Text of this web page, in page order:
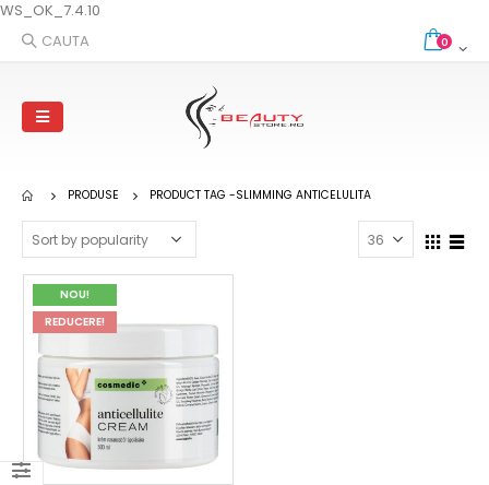
WS_OK_7.4.10
CAUTA
0
PRODUSE PRODUCT TAG -SLIMMING ANTICELULITA
NOU!
REDUCERE!